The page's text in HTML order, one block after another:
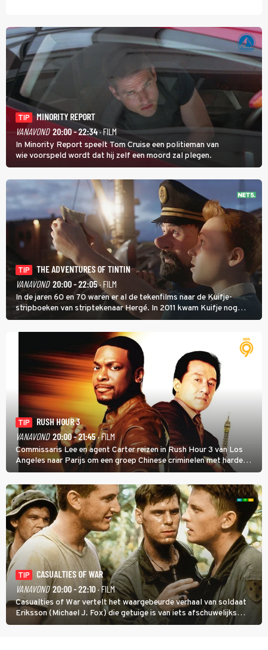
TIP
MINORITY REPORT
VANAVOND 20:00 - 22:34· FILM
In Minority Report speelt Tom Cruise een politieman van
wie voorspeld wordt dat hij zelf een moord zal plegen.
TIP
THE ADVENTURES OF TINTIN
VANAVOND 20:00 - 22:05· FILM
In de jaren 60 en 70 waren er al de tekenfilms naar de Kuifje-
stripboeken van striptekenaar Hergé. In 2011 kwam Kuifje nog
meer tot leven in The Adventures of Tintin van Steven Spielberg.
TIP
RUSH HOUR 3
VANAVOND 20:00 - 21:45· FILM
Commissaris Lee en agent Carter reizen in Rush Hour 3 van Los
Angeles naar Parijs om een groep Chinese criminelen met harde
hand aan te pakken.
TIP
CASUALTIES OF WAR
VANAVOND 20:00 - 22:10· FILM
Casualties of War vertelt het waargebeurde verhaal van soldaat
Eriksson (Michael J. Fox) die getuige is van iets afschuwelijks
tijdens de Vietnamoorlog. Hij besluit uit de school te klappen.